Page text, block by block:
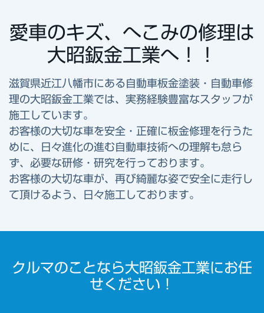
愛車のキズ、へこみの修理は
大昭鈑金工業へ！！
滋賀県近江八幡市にある自動車板金塗装・自動車修
理の大昭鈑金工業では、実務経験豊富なスタッフが
施工しています。
お客様の大切な車を安全・正確に板金修理を行うた
めに、日々進化の進む自動車技術への理解も怠ら
ず、必要な研修・研究を行っております。
お客様の大切な車が、再び綺麗な姿で安全に走行し
て頂けるよう、日々施工しております。
クルマのことなら大昭鈑金工業にお任
せください！